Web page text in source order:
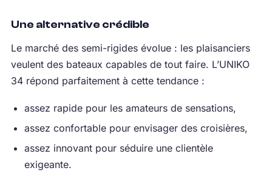
Une alternative crédible
Le marché des semi-rigides évolue : les plaisanciers
veulent des bateaux capables de tout faire. L’UNIKO
34 répond parfaitement à cette tendance :
assez rapide pour les amateurs de sensations,
assez confortable pour envisager des croisières,
assez innovant pour séduire une clientèle
exigeante.